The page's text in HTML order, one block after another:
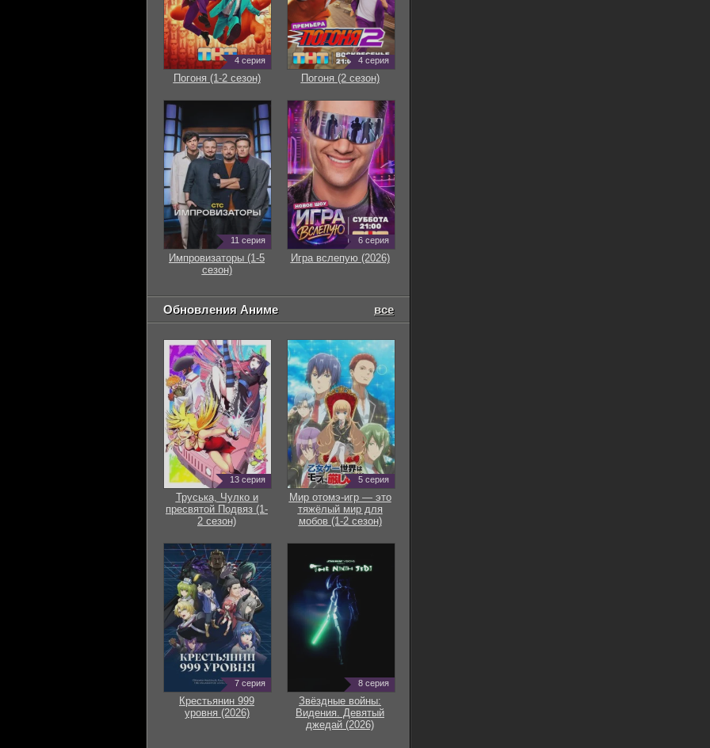
4 серия
Погоня (1-2 сезон)
4 серия
Погоня (2 сезон)
11 серия
Импровизаторы (1-5
сезон)
6 серия
Игра вслепую (2026)
Обновления Аниме все
13 серия
Труська, Чулко и
пресвятой Подвяз (1-
2 сезон)
5 серия
Мир отомэ-игр — это
тяжёлый мир для
мобов (1-2 сезон)
7 серия
Крестьянин 999
уровня (2026)
8 серия
Звёздные войны:
Видения. Девятый
джедай (2026)